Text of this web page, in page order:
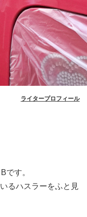
ライタープロフィール
です。
るハスラーをふと見